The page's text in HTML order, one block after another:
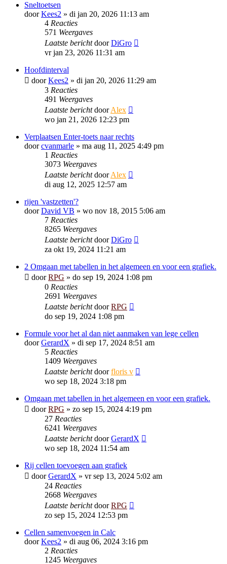
Sneltoetsen
doorKees2 » di jan 20, 2026 11:13 am
4 Reacties
571 Weergaves
Laatste berichtdoorDiGro
vr jan 23, 2026 11:31 am
Hoofdinterval
doorKees2 » di jan 20, 2026 11:29 am
3 Reacties
491 Weergaves
Laatste berichtdoorAlex
wo jan 21, 2026 12:23 pm
Verplaatsen Enter-toets naar rechts
doorcvanmarle » ma aug 11, 2025 4:49 pm
1 Reacties
3073 Weergaves
Laatste berichtdoorAlex
di aug 12, 2025 12:57 am
rijen 'vastzetten'?
doorDavid VB » wo nov 18, 2015 5:06 am
7 Reacties
8265 Weergaves
Laatste berichtdoorDiGro
za okt 19, 2024 11:21 am
2 Omgaan met tabellen in het algemeen en voor een grafiek.
doorRPG » do sep 19, 2024 1:08 pm
0 Reacties
2691 Weergaves
Laatste berichtdoorRPG
do sep 19, 2024 1:08 pm
Formule voor het al dan niet aanmaken van lege cellen
doorGerardX » di sep 17, 2024 8:51 am
5 Reacties
1409 Weergaves
Laatste berichtdoorfloris v
wo sep 18, 2024 3:18 pm
Omgaan met tabellen in het algemeen en voor een grafiek.
doorRPG » zo sep 15, 2024 4:19 pm
27 Reacties
6241 Weergaves
Laatste berichtdoorGerardX
wo sep 18, 2024 11:54 am
Rij cellen toevoegen aan grafiek
doorGerardX » vr sep 13, 2024 5:02 am
24 Reacties
2668 Weergaves
Laatste berichtdoorRPG
zo sep 15, 2024 12:53 pm
Cellen samenvoegen in Calc
doorKees2 » di aug 06, 2024 3:16 pm
2 Reacties
1245 Weergaves